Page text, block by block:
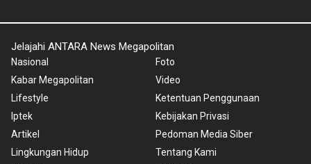
Jelajahi ANTARA News Megapolitan
Nasional
Kabar Megapolitan
Lifestyle
Iptek
Artikel
Lingkungan Hidup
Foto
Video
Ketentuan Penggunaan
Kebijakan Privasi
Pedoman Media Siber
Tentang Kami